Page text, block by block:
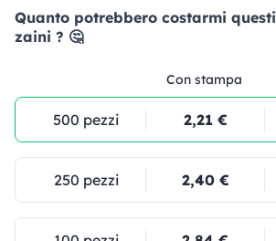
Quanto potrebbero costarmi questi
zaini ? 🤔
Con stampa
500 pezzi 2,21 €
250 pezzi 2,40 €